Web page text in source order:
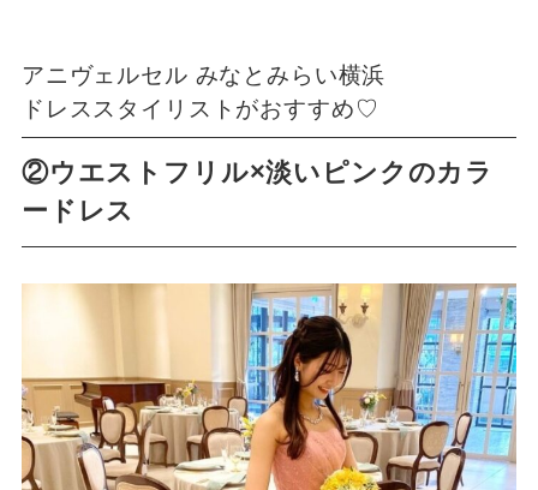
アニヴェルセル みなとみらい横浜
ドレススタイリストがおすすめ♡
②ウエストフリル×淡いピンクのカラ
ードレス